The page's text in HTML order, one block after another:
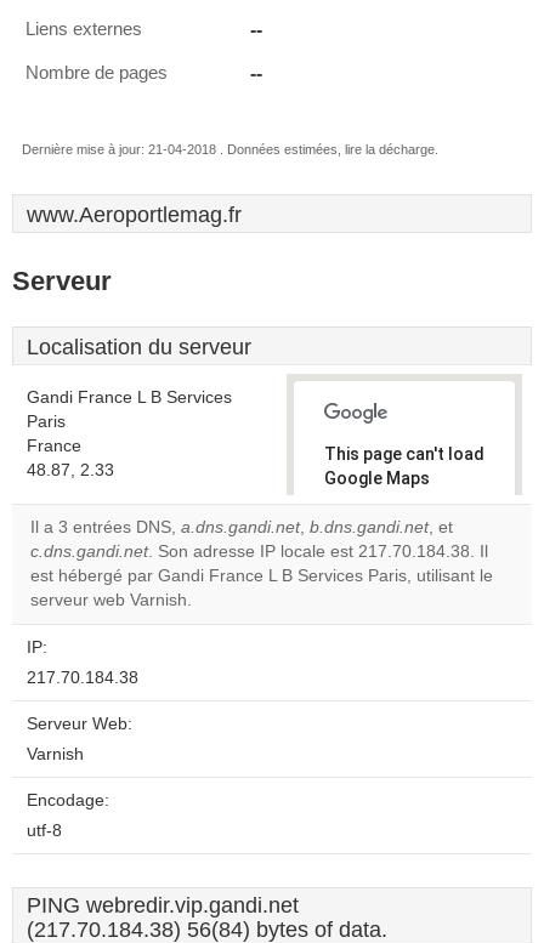
Liens externes --
Nombre de pages --
Dernière mise à jour: 21-04-2018 . Données estimées, lire la décharge.
www.Aeroportlemag.fr
Serveur
Localisation du serveur
Gandi France L B Services
Paris
France
48.87, 2.33
This page can't load
Google Maps
correctly.
Do you
own this
OK
Il a 3 entrées DNS, a.dns.gandi.net, b.dns.gandi.net, et
c.dns.gandi.net. Son adresse IP locale est 217.70.184.38. Il
est hébergé par Gandi France L B Services Paris, utilisant le
serveur web Varnish.
IP:
217.70.184.38
Serveur Web:
Varnish
Encodage:
utf-8
PING webredir.vip.gandi.net
(217.70.184.38) 56(84) bytes of data.